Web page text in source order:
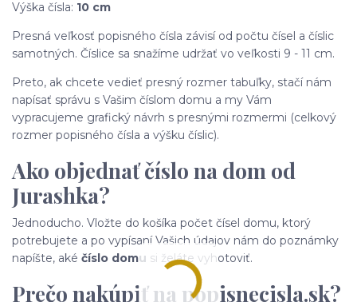
Výška čísla: 10 cm
Presná veľkosť popisného čísla závisí od počtu čísel a číslic
samotných. Číslice sa snažíme udržať vo veľkosti 9 - 11 cm.
Preto, ak chcete vedieť presný rozmer tabuľky, stačí nám
napísať správu s Vašim číslom domu a my Vám
vypracujeme grafický návrh s presnými rozmermi (celkový
rozmer popisného čísla a výšku číslic).
Ako objednať číslo na dom od
Jurashka?
Jednoducho. Vložte do košíka počet čísel domu, ktorý
potrebujete a po vypísaní Vašich údajov nám do poznámky
napíšte, aké číslo domu si želáte vyhotoviť.
Prečo nakúpiť na popisnecisla.sk?